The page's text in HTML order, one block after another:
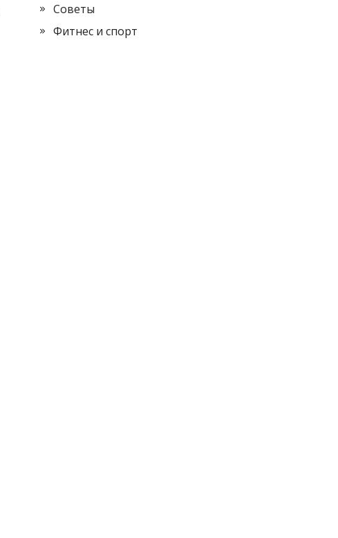
Советы
Фитнес и спорт